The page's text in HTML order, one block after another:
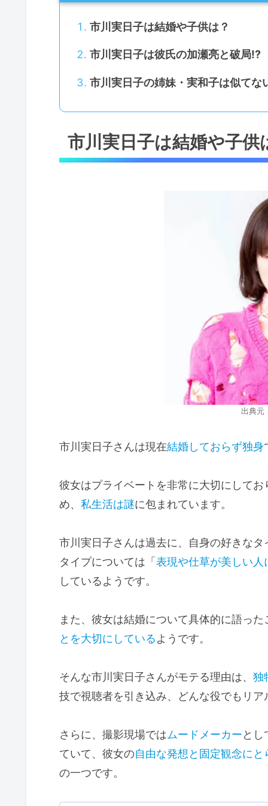
市川実日子は結婚や子供は？
市川実日子は彼氏の加瀬亮と破局!?
市川実日子の姉妹・実和子は似てな
市川実日子は結婚や子供
出典元
市川実日子さんは現在結婚しておらず独身
彼女はプライベートを非常に大切にして
め、 私生活は謎に包まれています。
市川実日子さんは過去に、自身の好きな
タイプについては「 表現や仕草が美しい人
しているようです。
また、彼女は結婚について具体的に語っ
とを大切にしているようです。
そんな市川実日子さんがモテる理由は、 独
技で視聴者を引き込み、どんな役でもリ
さらに、撮影現場ではムードメーカーとし
ていて、彼女の自由な発想と固定観念に
の一つです。